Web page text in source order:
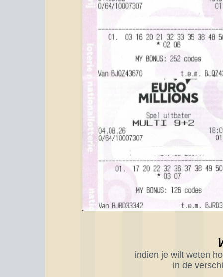
indien je wilt weten
in de